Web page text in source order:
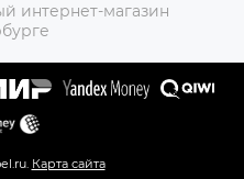
интернет-магазин
Карта сайта